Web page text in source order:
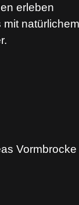
erleben
mit natürlichem